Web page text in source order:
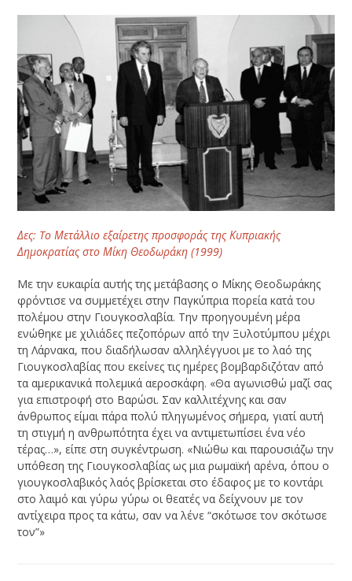
Δες: Tο Μετάλλιο εξαίρετης προσφοράς της Κυπριακής
Δημοκρατίας στο Μίκη Θεοδωράκη (1999)
Με την ευκαιρία αυτής της μετάβασης ο Μίκης Θεοδωράκης
φρόντισε να συμμετέχει στην Παγκύπρια πορεία κατά του
πολέμου στην Γιουγκοσλαβία. Την προηγουμένη μέρα
ενώθηκε με χιλιάδες πεζοπόρων από την Ξυλοτύμπου μέχρι
τη Λάρνακα, που διαδήλωσαν αλληλέγγυοι με το λαό της
Γιουγκοσλαβίας που εκείνες τις ημέρες βομβαρδιζόταν από
τα αμερικανικά πολεμικά αεροσκάφη. «Θα αγωνισθώ μαζί σας
για επιστροφή στο Βαρώσι. Σαν καλλιτέχνης και σαν
άνθρωπος είμαι πάρα πολύ πληγωμένος σήμερα, γιατί αυτή
τη στιγμή η ανθρωπότητα έχει να αντιμετωπίσει ένα νέο
τέρας…», είπε στη συγκέντρωση. «Νιώθω και παρουσιάζω την
υπόθεση της Γιουγκοσλαβίας ως μια ρωμαϊκή αρένα, όπου ο
γιουγκοσλαβικός λαός βρίσκεται στο έδαφος με το κοντάρι
στο λαιμό και γύρω γύρω οι θεατές να δείχνουν με τον
αντίχειρα προς τα κάτω, σαν να λένε “σκότωσε τον σκότωσε
τον”»